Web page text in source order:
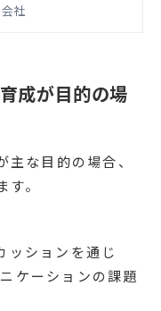
だしなみ、挨拶、表情、
社
成が目的の場
な目的の場合、
。
ッションを通じ
ケーションの課題